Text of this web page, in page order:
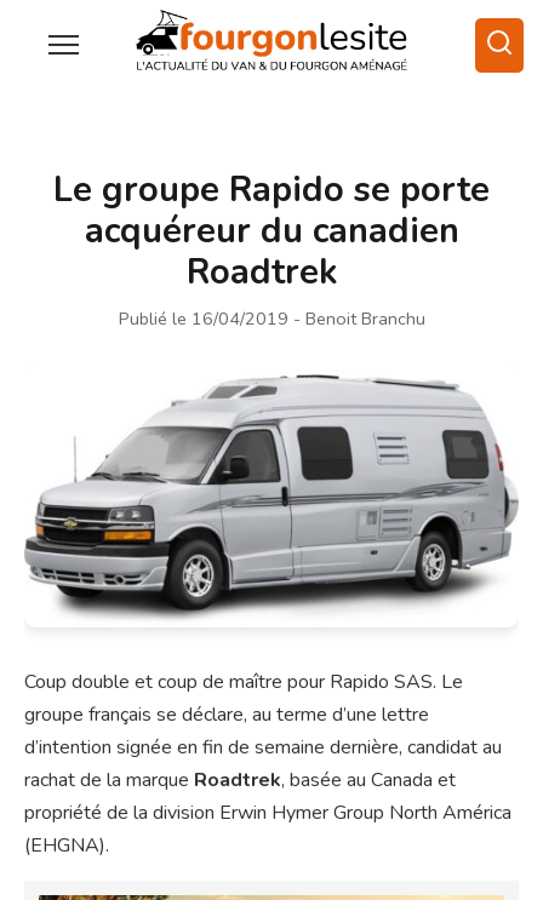
Le groupe Rapido se porte
acquéreur du canadien
Roadtrek
Publié le 16/04/2019 - Benoit Branchu
Coup double et coup de maître pour Rapido SAS. Le
groupe français se déclare, au terme d’une lettre
d’intention signée en fin de semaine dernière, candidat au
rachat de la marque Roadtrek, basée au Canada et
propriété de la division Erwin Hymer Group North América
(EHGNA).